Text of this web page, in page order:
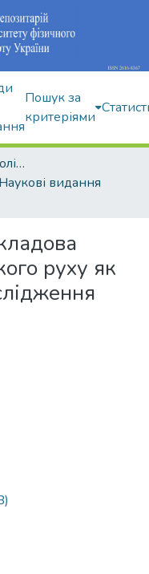
Пошук за
критеріями
Навчально-науковий олімпійський інститут
Наукові видання
руху як